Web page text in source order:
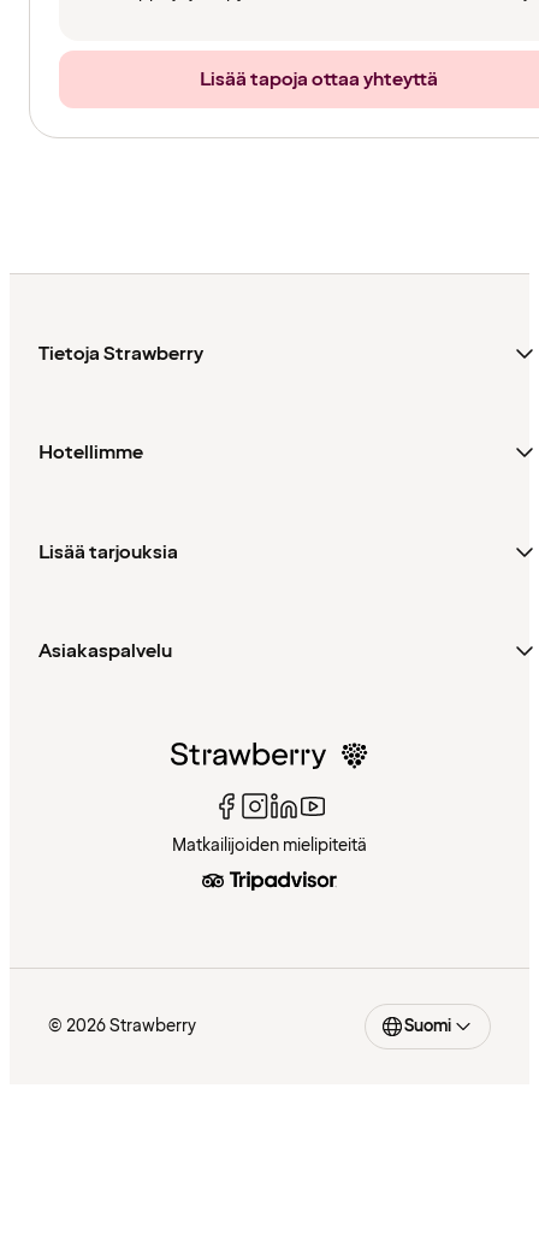
Lisää tapoja ottaa yhteyttä
Tietoja Strawberry
Hotellimme
Lisää tarjouksia
Asiakaspalvelu
Matkailijoiden mielipiteitä
© 2026 Strawberry Suomi